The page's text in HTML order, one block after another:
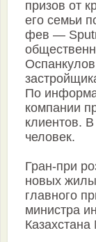
призов от
его семьи
фев —
По
компании
клиентов.
человек.
Гран-при
новых
главного
министра